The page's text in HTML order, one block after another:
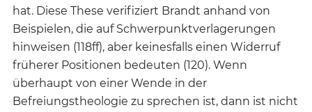
hat. Diese These verifiziert Brandt anhand von
Beispielen, die auf Schwerpunktverlagerungen
hinweisen (118ff), aber keinesfalls einen Widerruf
früherer Positionen bedeuten (120). Wenn
überhaupt von einer Wende in der
Befreiungstheologie zu sprechen ist, dann ist nicht